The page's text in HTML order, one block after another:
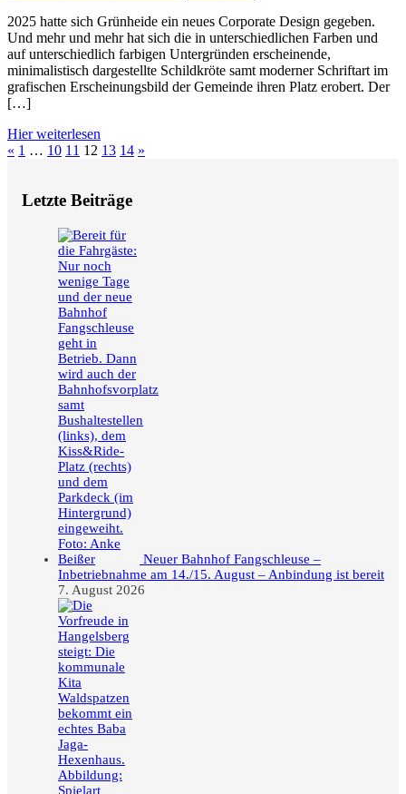
2025 hatte sich Grünheide ein neues Corporate Design gegeben.
Und mehr und mehr hat sich die in unterschiedlichen Farben und
auf unterschiedlich farbigen Untergründen erscheinende,
minimalistisch dargestellte Schildkröte samt moderner Schriftart im
grafischen Erscheinungsbild der Gemeinde ihren Platz erobert. Der
[…]
Hier weiterlesen
Seitennummerierung
Beiträge
« Vorherige
1 … 10 11 12 13 14 Nächste
»
Letzte Beiträge
Neuer Bahnhof Fangschleuse –
Inbetriebnahme am 14./15. August – Anbindung ist bereit
7. August 2026